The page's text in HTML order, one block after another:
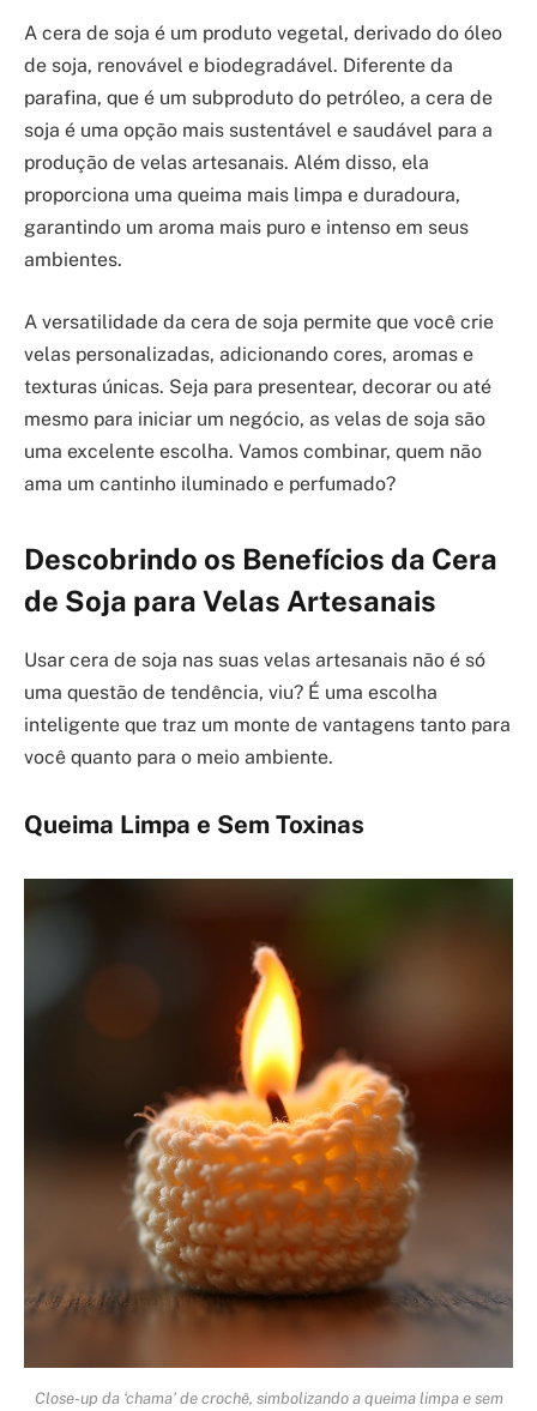
A cera de soja é um produto vegetal, derivado do óleo
de soja, renovável e biodegradável. Diferente da
parafina, que é um subproduto do petróleo, a cera de
soja é uma opção mais sustentável e saudável para a
produção de velas artesanais. Além disso, ela
proporciona uma queima mais limpa e duradoura,
garantindo um aroma mais puro e intenso em seus
ambientes.
A versatilidade da cera de soja permite que você crie
velas personalizadas, adicionando cores, aromas e
texturas únicas. Seja para presentear, decorar ou até
mesmo para iniciar um negócio, as velas de soja são
uma excelente escolha. Vamos combinar, quem não
ama um cantinho iluminado e perfumado?
Descobrindo os Benefícios da Cera
de Soja para Velas Artesanais
Usar cera de soja nas suas velas artesanais não é só
uma questão de tendência, viu? É uma escolha
inteligente que traz um monte de vantagens tanto para
você quanto para o meio ambiente.
Queima Limpa e Sem Toxinas
Close-up da ‘chama’ de crochê, simbolizando a queima limpa e sem